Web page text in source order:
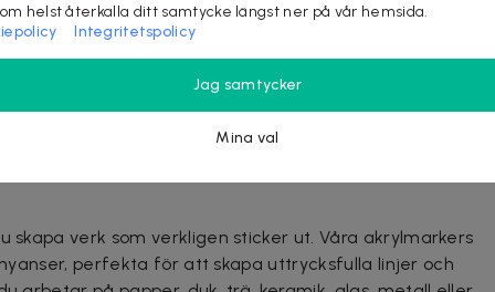
snabbtorkande markers! Dessa markers torkar på
finish på både ljusa och mörka ytor. Glöm smetiga
behåller sin intensitet och färgstyrka även efter
skapa verk som verkligen sticker ut. Våra akrylmarkers
perfekta för att skapa uttrycksfulla linjer och
helst återkalla ditt samtycke längst ner på vår hemsida.
Integritetspolicy
Jag samtycker
Mina val